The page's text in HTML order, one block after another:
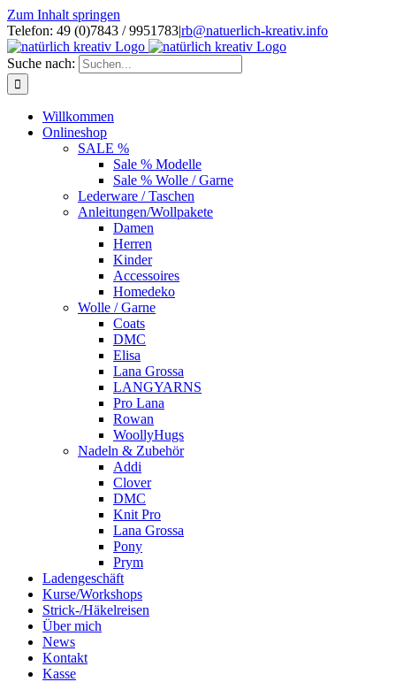
Zum Inhalt springen
Telefon: 49 (0)7843 / 9951783|rb@natuerlich-kreativ.info
Suche nach:
Willkommen
Onlineshop
SALE %
Sale % Modelle
Sale % Wolle / Garne
Lederware / Taschen
Anleitungen/Wollpakete
Damen
Herren
Kinder
Accessoires
Homedeko
Wolle / Garne
Coats
DMC
Elisa
Lana Grossa
LANGYARNS
Pro Lana
Rowan
WoollyHugs
Nadeln & Zubehör
Addi
Clover
DMC
Knit Pro
Lana Grossa
Pony
Prym
Ladengeschäft
Kurse/Workshops
Strick-/Häkelreisen
Über mich
News
Kontakt
Kasse